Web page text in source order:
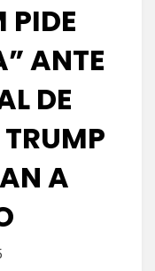
PIDE
ANTE
DE
TRUMP
A
Servín